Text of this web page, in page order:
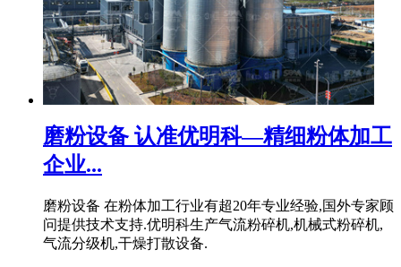
磨粉设备 认准优明科—精细粉体加工
企业...
磨粉设备 在粉体加工行业有超20年专业经验,国外专家顾
问提供技术支持.优明科生产气流粉碎机,机械式粉碎机,
气流分级机,干燥打散设备.